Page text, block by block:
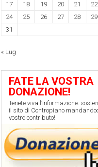
17
18 19 20 21 22
24
25 26 27 28 29
31
« Lug
FATE LA VOSTRA
DONAZIONE!
Tenete viva l’informazione:
il sito di Contropiano
vostro contributo!